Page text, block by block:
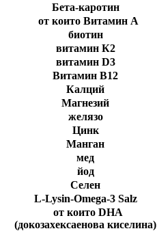
Бета-каротин
от които Витамин А
биотин
витамин К2
витамин D3
Витамин В12
Калций
Магнезий
желязо
Цинк
Манган
мед
йод
Селен
L-Lysin-Omega-3 Salz
от които DHA
(докозахексаенова киселина)